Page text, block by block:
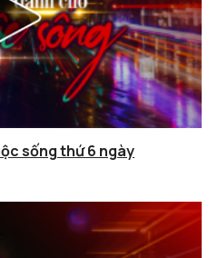
sống thứ 6 ngày